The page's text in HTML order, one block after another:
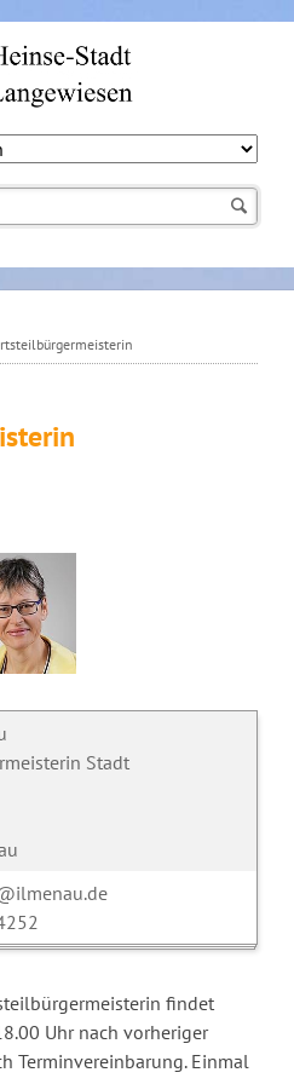
Stadt
findet
Uhr nach vorheriger
Terminvereinbarung. Einmal